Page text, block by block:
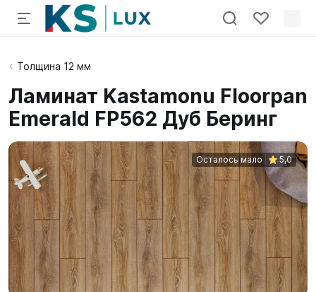
Толщина 12 мм
Ламинат Kastamonu Floorpan
Emerald FP562 Дуб Беринг
Осталось мало 5,0